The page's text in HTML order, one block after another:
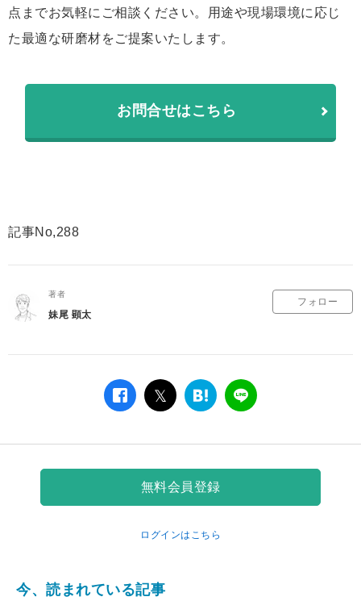
点までお気軽にご相談ください。用途や現場環境に応じ
た最適な研磨材をご提案いたします。
お問合せはこちら
記事No,288
著者
妹尾 顕太
フォロー
facebook
twitterは
ッ
ク
ク
LINE
無料会員登録
ログインはこちら
今、読まれている記事